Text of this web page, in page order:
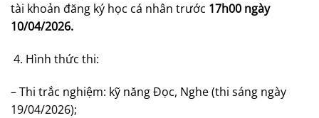
tài khoản đăng ký học cá nhân trước 17h00 ngày
10/04/2026.
Hình thức thi:
– Thi trắc nghiệm: kỹ năng Đọc, Nghe (thi sáng ngày
19/04/2026);